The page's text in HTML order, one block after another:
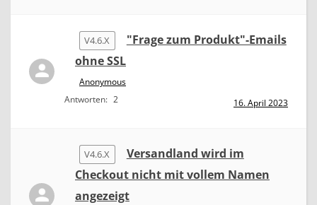
V4.6.X
"Frage zum Produkt"-Emails
ohne SSL
Anonymous
Antworten: 2 16. April 2023
V4.6.X
Versandland wird im
Checkout nicht mit vollem Namen
angezeigt